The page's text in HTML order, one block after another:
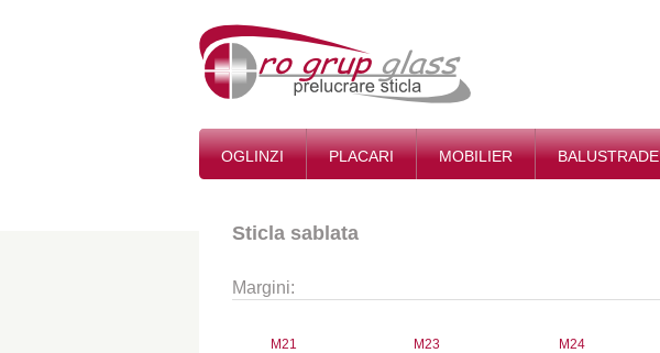
OGLINZI PLACARI MOBILIER BALUSTRADE
Sticla sablata
Margini:
M21 M23 M24